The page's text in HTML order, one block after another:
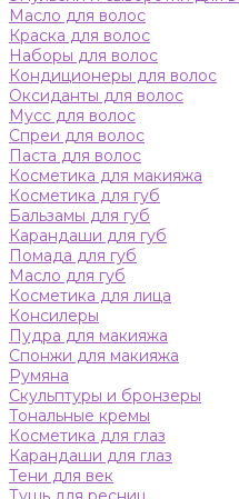
Масло для волос
Краска для волос
Наборы для волос
Кондиционеры для волос
Оксиданты для волос
Мусс для волос
Спреи для волос
Паста для волос
Косметика для макияжа
Косметика для губ
Бальзамы для губ
Карандаши для губ
Помада для губ
Масло для губ
Косметика для лица
Консилеры
Пудра для макияжа
Спонжи для макияжа
Румяна
Скульптуры и бронзеры
Тональные кремы
Косметика для глаз
Карандаши для глаз
Тени для век